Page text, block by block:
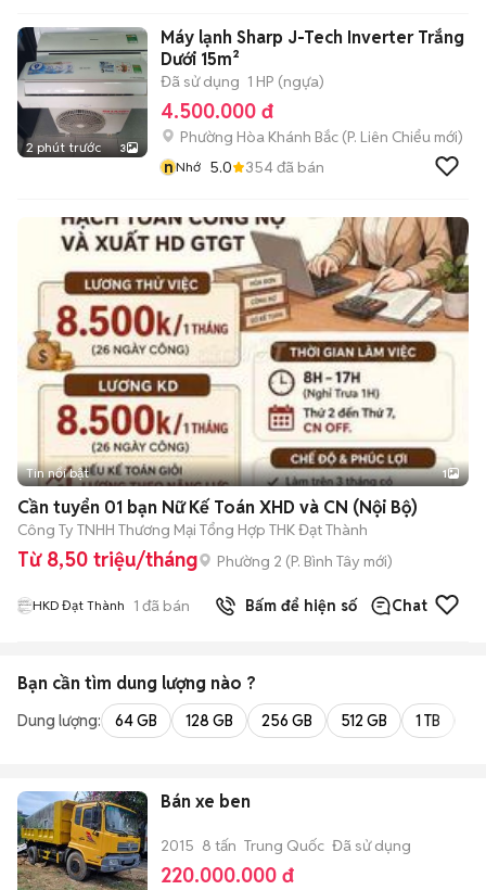
2 phút trước 3
Máy lạnh Sharp J-Tech Inverter Trắng
Dưới 15m²
Đã sử dụng 1 HP (ngựa)
4.500.000 đ
Phường Hòa Khánh Bắc (P. Liên Chiểu mới)
nNhớ 5.0 354đã bán
Tin nổi bật 1
Cần tuyển 01 bạn Nữ Kế Toán XHD và CN (Nội Bộ)
Công Ty TNHH Thương Mại Tổng Hợp THK Đạt Thành
Từ 8,50 triệu/tháng Phường 2 (P. Bình Tây mới)
HKD Đạt Thành 1 đã bán Bấm để hiện số Chat
Bạn cần tìm dung lượng nào ?
Dung lượng: 64 GB 128 GB 256 GB 512 GB 1 TB
Bán xe ben
2015 8 tấn Trung Quốc Đã sử dụng
220.000.000 đ